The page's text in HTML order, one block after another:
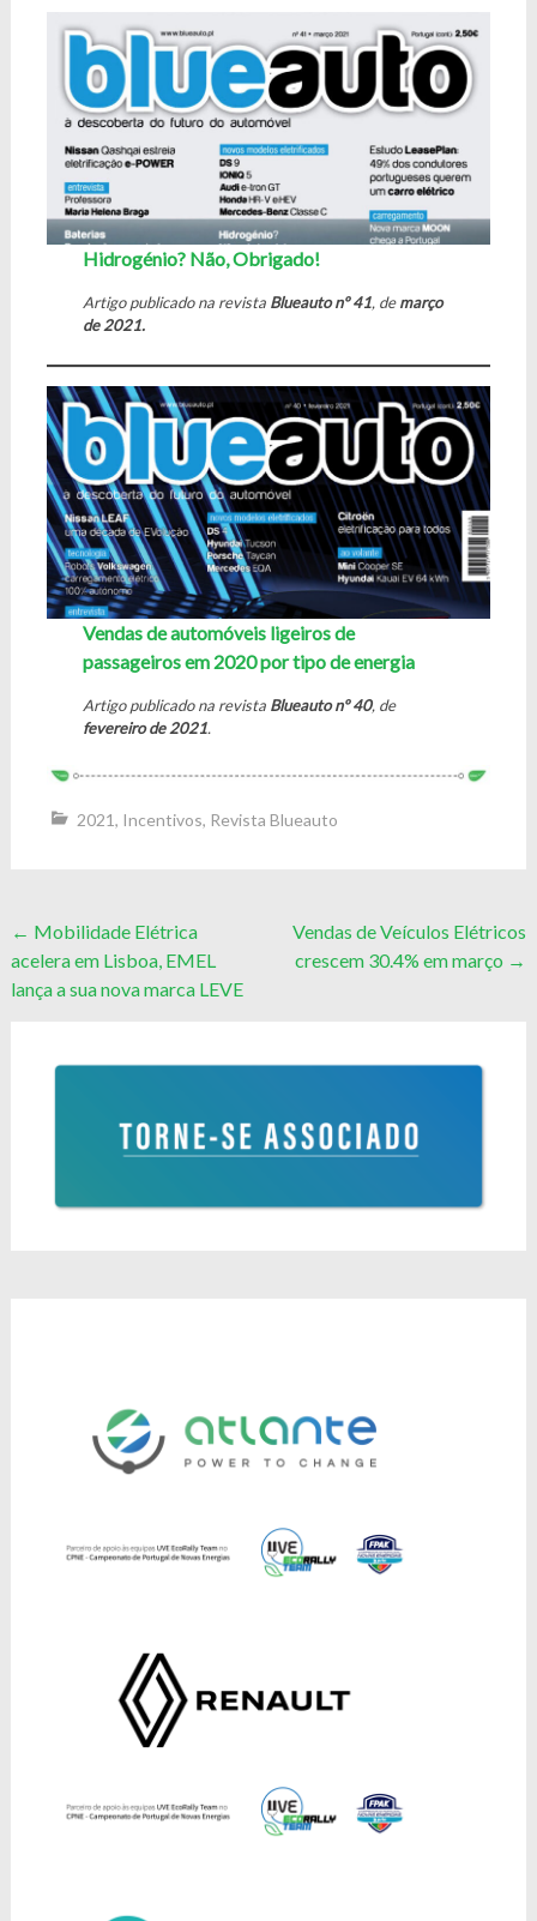
Hidrogénio? Não, Obrigado!
Artigo publicado na revista Blueauto nº 41, demarço
de 2021.
Vendas de automóveis ligeiros de
passageiros em 2020 por tipo de energia
Artigo publicado na revista Blueauto nº 40, de
fevereiro de 2021.
2021, Incentivos, Revista Blueauto
Post
navigation
← Mobilidade Elétrica
acelera em Lisboa, EMEL
lança a sua nova marca LEVE
Vendas de Veículos Elétricos
crescem 30.4% em março →